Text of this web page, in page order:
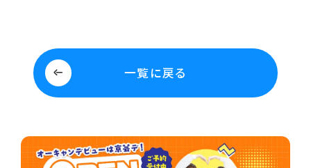
一覧に戻る